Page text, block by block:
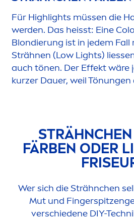
Für Highlights müssen die
werden. Das heisst: Eine
Blondierung ist in jedem Fall
Strähnen (Low Lights)
auch tönen. Der Effekt wäre
kurzer Dauer, weil
FÄRBEN ODER
Wer sich die Strähnchen
Mut und
verschiedene DIY-